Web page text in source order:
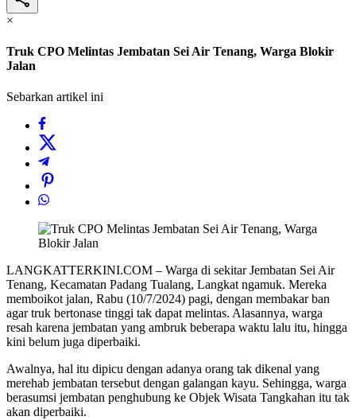
×
Truk CPO Melintas Jembatan Sei Air Tenang, Warga Blokir
Jalan
Sebarkan artikel ini
LANGKATTERKINI.COM – Warga di sekitar Jembatan Sei Air
Tenang, Kecamatan Padang Tualang, Langkat ngamuk. Mereka
memboikot jalan, Rabu (10/7/2024) pagi, dengan membakar ban
agar truk bertonase tinggi tak dapat melintas. Alasannya, warga
resah karena jembatan yang ambruk beberapa waktu lalu itu, hingga
kini belum juga diperbaiki.
Awalnya, hal itu dipicu dengan adanya orang tak dikenal yang
merehab jembatan tersebut dengan galangan kayu. Sehingga, warga
berasumsi jembatan penghubung ke Objek Wisata Tangkahan itu tak
akan diperbaiki.